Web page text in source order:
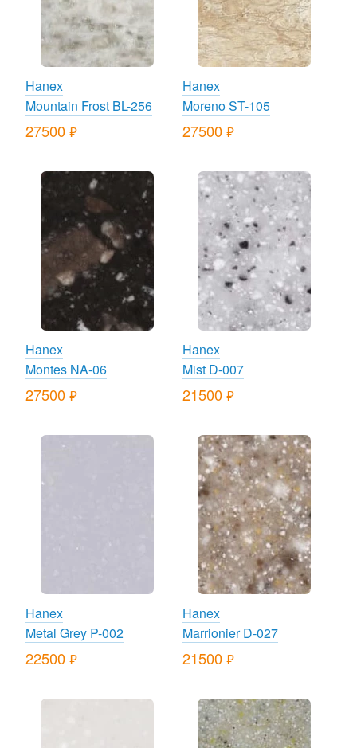
Hanex
Mountain Frost BL-256
27500руб.
Hanex
Moreno ST-105
27500 руб.
Hanex
Montes NA-06
27500руб.
Hanex
Mist D-007
21500 руб.
Hanex
Metal Grey P-002
22500руб.
Hanex
Marrionier D-027
21500 руб.